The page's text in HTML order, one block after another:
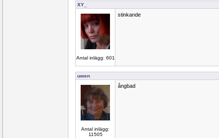
XY_
Antal inlägg: 601
stinkande
uwen
Antal inlägg:
11505
ångbad